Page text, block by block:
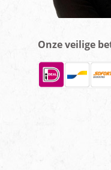
Onze veilige